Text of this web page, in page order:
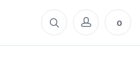
0